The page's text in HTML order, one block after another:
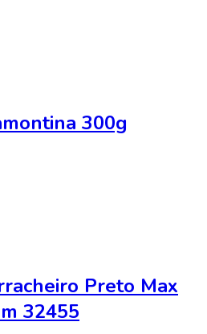
300g
Preto Max
32455